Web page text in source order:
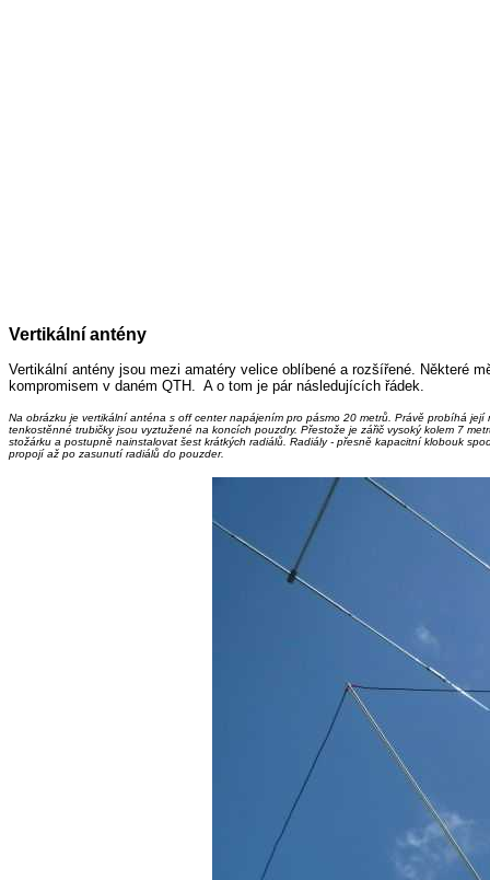
Vertikální antény
Vertikální antény jsou mezi amatéry velice oblíbené a rozšířené. Některé
kompromisem v daném QTH. A o tom je pár následujících řádek.
Na obrázku je vertikální anténa s off center napájením pro pásmo 20 metrů. Právě probíhá
tenkostěnné trubičky jsou vyztužené na koncích pouzdry. Přestože je zářič vysoký kolem 7
stožárku a postupně nainstalovat šest krátkých radiálů. Radiály - přesně kapacitní klobouk
propojí až po zasunutí radiálů do pouzder.